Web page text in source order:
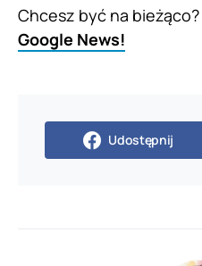
Chcesz być na bieżąco?
Google News!
Udostępnij